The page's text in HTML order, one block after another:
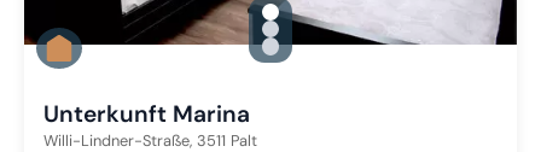
gallery.slide_selector
Zu Slide 1 wechseln
Zu Slide 2 wechseln
Zu Slide 3 wechseln
Unterkunft Marina
Willi-Lindner-Straße, 3511 Palt